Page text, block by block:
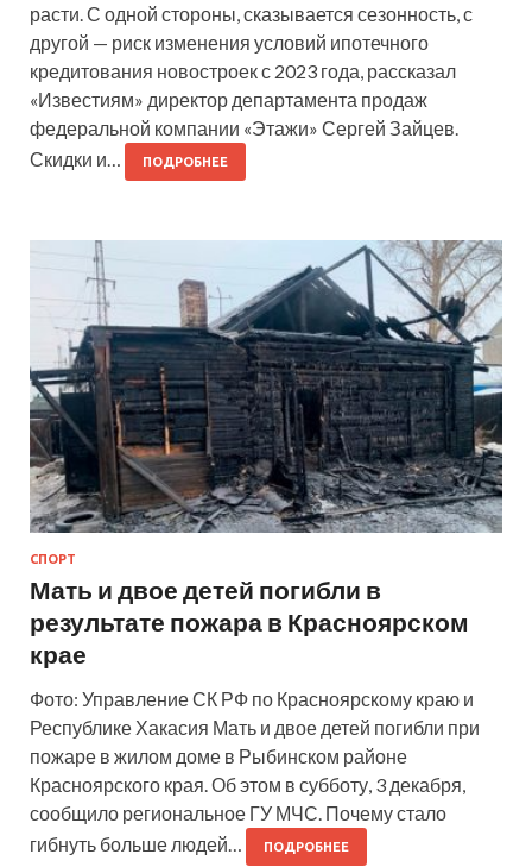
расти. С одной стороны, сказывается сезонность, с
другой — риск изменения условий ипотечного
кредитования новостроек с 2023 года, рассказал
«Известиям» директор департамента продаж
федеральной компании «Этажи» Сергей Зайцев.
Скидки и…
ПОДРОБНЕЕ
СПОРТ
Мать и двое детей погибли в
результате пожара в Красноярском
крае
Фото: Управление СК РФ по Красноярскому краю и
Республике Хакасия Мать и двое детей погибли при
пожаре в жилом доме в Рыбинском районе
Красноярского края. Об этом в субботу, 3 декабря,
сообщило региональное ГУ МЧС. Почему стало
гибнуть больше людей…
ПОДРОБНЕЕ